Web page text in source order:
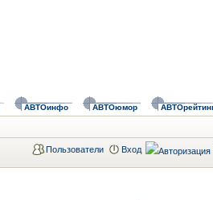
АВТОинфо АВТОюмор
Пользователи Вход